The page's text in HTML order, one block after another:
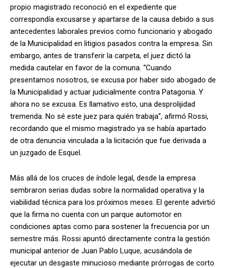
propio magistrado reconoció en el expediente que
correspondía excusarse y apartarse de la causa debido a sus
antecedentes laborales previos como funcionario y abogado
de la Municipalidad en litigios pasados contra la empresa. Sin
embargo, antes de transferir la carpeta, el juez dictó la
medida cautelar en favor de la comuna. “Cuando
presentamos nosotros, se excusa por haber sido abogado de
la Municipalidad y actuar judicialmente contra Patagonia. Y
ahora no se excusa. Es llamativo esto, una desprolijidad
tremenda. No sé este juez para quién trabaja”, afirmó Rossi,
recordando que el mismo magistrado ya se había apartado
de otra denuncia vinculada a la licitación que fue derivada a
un juzgado de Esquel.
Más allá de los cruces de índole legal, desde la empresa
sembraron serias dudas sobre la normalidad operativa y la
viabilidad técnica para los próximos meses. El gerente advirtió
que la firma no cuenta con un parque automotor en
condiciones aptas como para sostener la frecuencia por un
semestre más. Rossi apuntó directamente contra la gestión
municipal anterior de Juan Pablo Luque, acusándola de
ejecutar un desgaste minucioso mediante prórrogas de corto